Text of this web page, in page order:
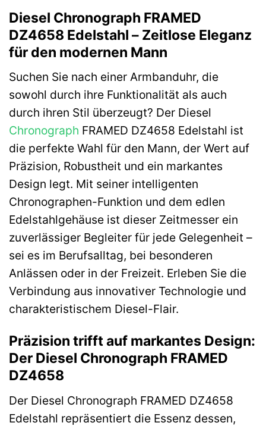
Diesel Chronograph FRAMED
DZ4658 Edelstahl – Zeitlose Eleganz
für den modernen Mann
Suchen Sie nach einer Armbanduhr, die
sowohl durch ihre Funktionalität als auch
durch ihren Stil überzeugt? Der Diesel
Chronograph FRAMED DZ4658 Edelstahl ist
die perfekte Wahl für den Mann, der Wert auf
Präzision, Robustheit und ein markantes
Design legt. Mit seiner intelligenten
Chronographen-Funktion und dem edlen
Edelstahlgehäuse ist dieser Zeitmesser ein
zuverlässiger Begleiter für jede Gelegenheit –
sei es im Berufsalltag, bei besonderen
Anlässen oder in der Freizeit. Erleben Sie die
Verbindung aus innovativer Technologie und
charakteristischem Diesel-Flair.
Präzision trifft auf markantes Design:
Der Diesel Chronograph FRAMED
DZ4658
Der Diesel Chronograph FRAMED DZ4658
Edelstahl repräsentiert die Essenz dessen,